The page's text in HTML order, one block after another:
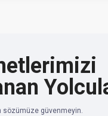
sözümüze güvenmeyin.